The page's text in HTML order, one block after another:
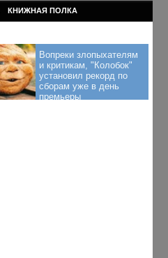
КНИЖНАЯ ПОЛКА
Вопреки злопыхателям
и критикам, "Колобок"
установил рекорд по
сборам уже в день
премьеры